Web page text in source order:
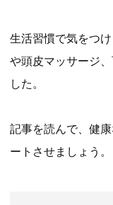
生活習慣で気をつ
や頭皮マッサージ
した。
記事を読んで、健
ートさせましょう。